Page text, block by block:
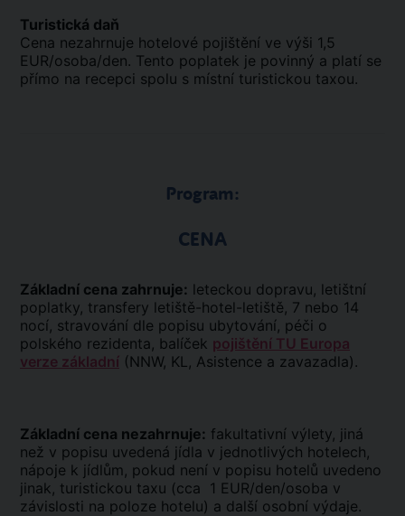
Turistická daň
Cena nezahrnuje hotelové pojištění ve výši 1,5
EUR/osoba/den. Tento poplatek je povinný a platí se
přímo na recepci spolu s místní turistickou taxou.
Program:
CENA
Základní cena zahrnuje: leteckou dopravu, letištní
poplatky, transfery letiště-hotel-letiště, 7 nebo 14
nocí, stravování dle popisu ubytování, péči o
polského rezidenta, balíček pojištění TU Europa
verze základní (NNW, KL, Asistence a zavazadla).
Základní cena nezahrnuje: fakultativní výlety, jiná
než v popisu uvedená jídla v jednotlivých hotelech,
nápoje k jídlům, pokud není v popisu hotelů uvedeno
jinak, turistickou taxu (cca 1 EUR/den/osoba v
závislosti na poloze hotelu) a další osobní výdaje.